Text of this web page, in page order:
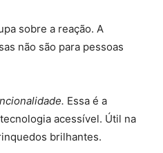
sobre a reação. A
não são para pessoas
Essa é a
acessível. Útil na
brilhantes.